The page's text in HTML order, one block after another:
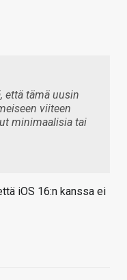
että tämä uusin
viiteen
minimaalisia tai
iOS 16:n kanssa ei